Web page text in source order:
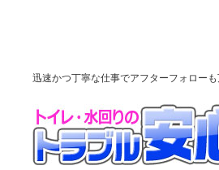
迅速かつ丁寧な仕事でアフターフォロー